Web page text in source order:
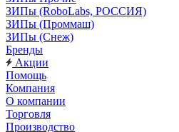
ЗИПы (RoboLabs, РОССИЯ)
ЗИПы (Проммаш)
ЗИПы (Снеж)
Бренды
Акции
Помощь
Компания
О компании
Торговля
Производство